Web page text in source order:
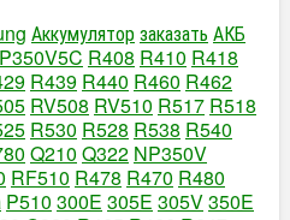
Аккумуляторзаказать АКБ
R408 R410 R418
R439 R440 R460 R462
RV508 RV510 R517 R518
R530 R528 R538 R540
Q210 Q322 NP350V
RF510 R478 R470 R480
P510 300E 305E 305V350E